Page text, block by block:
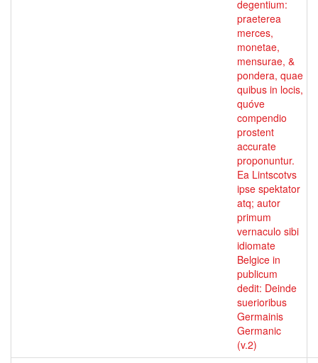
degentium:
praeterea
merces,
monetae,
mensurae, &
pondera, quae
quibus in locis,
quóve
compendio
prostent
accurate
proponuntur.
Ea Lintscotvs
ipse spektator
atq; autor
primum
vernaculo sibi
idiomate
Belgice in
publicum
dedit: Deinde
suerioribus
Germainis
Germanic
(v.2)